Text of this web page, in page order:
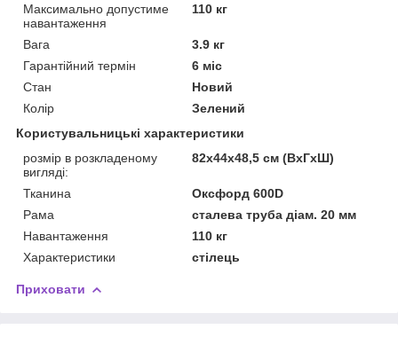
Максимально допустиме
навантаження
110 кг
Вага
3.9 кг
Гарантійний термін
6 міс
Стан
Новий
Колір
Зелений
Користувальницькі характеристики
розмір в розкладеному
вигляді:
82х44х48,5 см (ВхГхШ)
Тканина
Оксфорд 600D
Рама
сталева труба діам. 20 мм
Навантаження
110 кг
Характеристики
стілець
Приховати